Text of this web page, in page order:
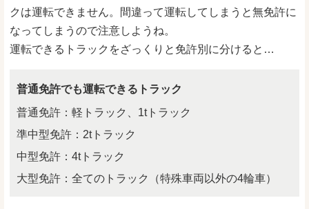
クは運転できません。間違って運転してしまうと無免許に
なってしまうので注意しようね。
運転できるトラックをざっくりと免許別に分けると…
普通免許でも運転できるトラック
普通免許：軽トラック、1tトラック
準中型免許：2tトラック
中型免許：4tトラック
大型免許：全てのトラック（特殊車両以外の4輪車）